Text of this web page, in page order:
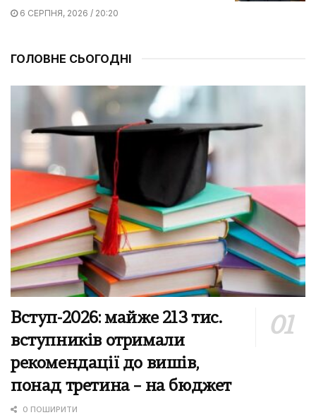
6 СЕРПНЯ, 2026 / 20:20
ГОЛОВНЕ СЬОГОДНІ
Вступ-2026: майже 213 тис.
вступників отримали
рекомендації до вишів,
понад третина – на бюджет
0 ПОШИРИТИ